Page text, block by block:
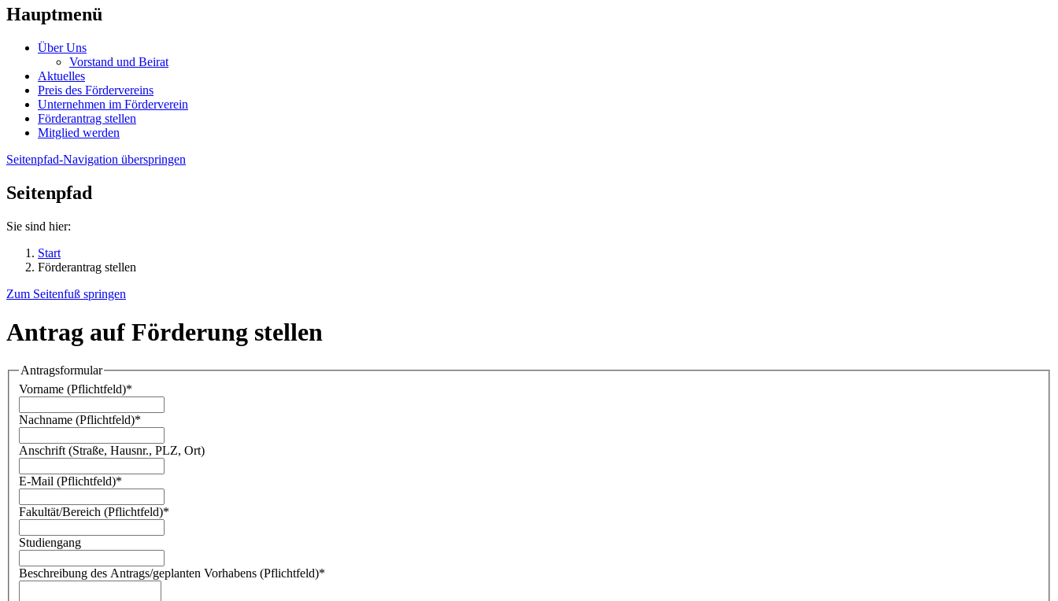
Hauptmenü
Über Uns
Vorstand und Beirat
Aktuelles
Preis des Fördervereins
Unternehmen im Förderverein
Förderantrag stellen
Mitglied werden
Seitenpfad-Navigation überspringen
Seitenpfad
Sie sind hier:
Start
Förderantrag stellen
Zum Seitenfuß springen
Antrag auf Förderung stellen
Antragsformular
Vorname (Pflichtfeld)*
Nachname (Pflichtfeld)*
Anschrift (Straße, Hausnr., PLZ, Ort)
E-Mail (Pflichtfeld)*
Fakultät/Bereich (Pflichtfeld)*
Studiengang
Beschreibung des Antrags/geplanten Vorhabens (Pflichtfeld)*